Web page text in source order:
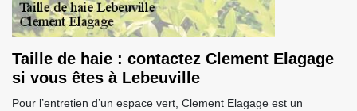
Taille de haie : contactez Clement Elagage
si vous êtes à Lebeuville
Pour l’entretien d’un espace vert, Clement Elagage est un